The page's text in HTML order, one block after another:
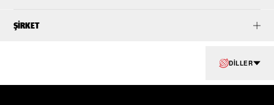
ŞIRKET
DILLER